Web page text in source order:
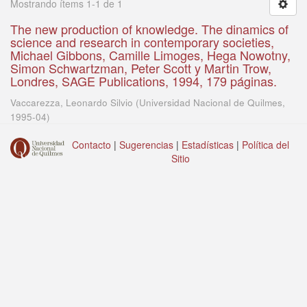
Mostrando ítems 1-1 de 1
The new production of knowledge. The dinamics of
science and research in contemporary societies,
Michael Gibbons, Camille Limoges, Hega Nowotny,
Simon Schwartzman, Peter Scott y Martin Trow,
Londres, SAGE Publications, 1994, 179 páginas.
Vaccarezza, Leonardo Silvio (Universidad Nacional de Quilmes,
1995-04)
Contacto | Sugerencias | Estadísticas | Política del
Sitio